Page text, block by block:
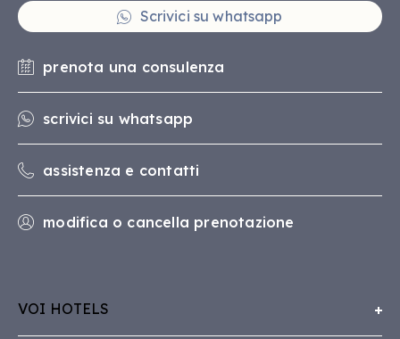
Scrivici su whatsapp
prenota una consulenza
scrivici su whatsapp
assistenza e contatti
modifica o cancella prenotazione
VOI HOTELS